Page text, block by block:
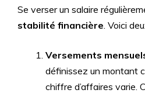
Se verser un salaire
stabilité financière. Voici
Versements
définissez un montant
chiffre d’affaires varie.